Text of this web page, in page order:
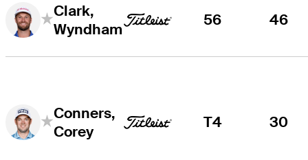
Clark,
Wyndham
56 46
Conners,
Corey
T4 30